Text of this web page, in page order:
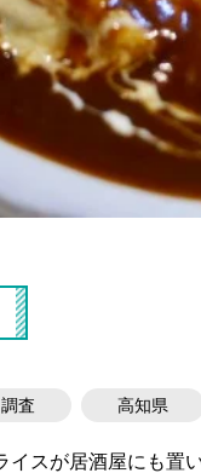
調査 高知県
イスが居酒屋にも置